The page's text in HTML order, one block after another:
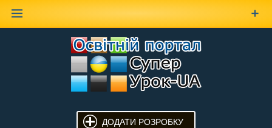
ДОДАТИ РОЗРОБКУ